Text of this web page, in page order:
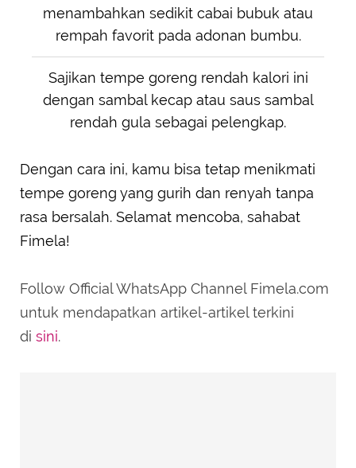
menambahkan sedikit cabai bubuk atau
rempah favorit pada adonan bumbu.
Sajikan tempe goreng rendah kalori ini
dengan sambal kecap atau saus sambal
rendah gula sebagai pelengkap.
Dengan cara ini, kamu bisa tetap menikmati
tempe goreng yang gurih dan renyah tanpa
rasa bersalah. Selamat mencoba, sahabat
Fimela!
Follow Official WhatsApp Channel Fimela.com
untuk mendapatkan artikel-artikel terkini
di sini.